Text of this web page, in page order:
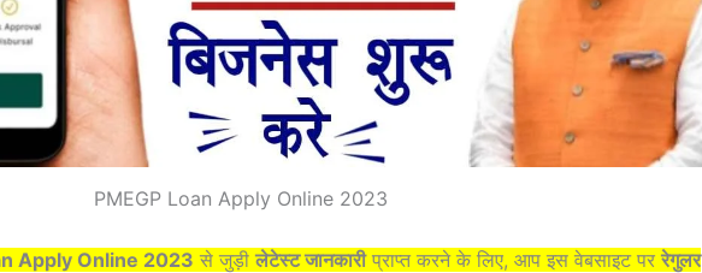
PMEGP Loan Apply Online 2023
Apply Online 2023 से जुड़ी लेटेस्ट जानकारीप्राप्त करने के लिए, आप इस वेबसाइट पर रेगुलर